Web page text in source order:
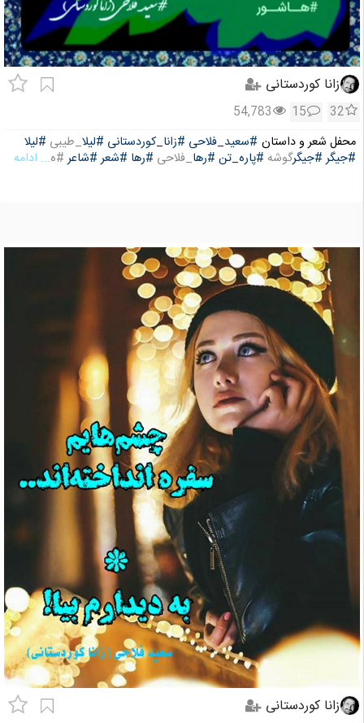
زانا کوردستانی
32
15
54,783
محفل شعر و داستان #سعید_فلاحی #زانا_کوردستانی #لیلا_طیبی #لیلا
#جیگر #جیگرگوشه #پاره_تن #رها_فلاحی #رها #شعر #شاعر#ه... ادامه
زانا کوردستانی